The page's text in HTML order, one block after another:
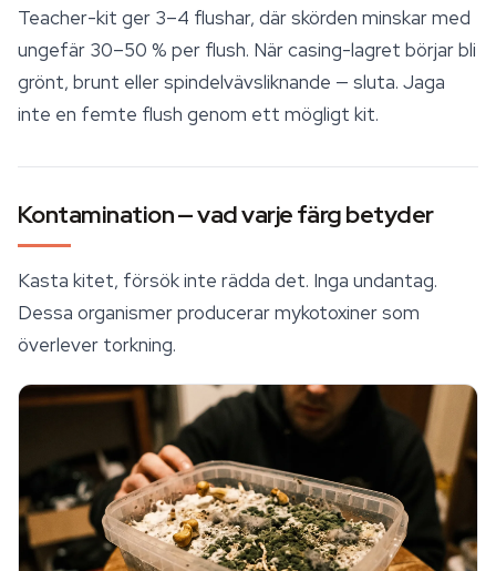
Teacher-kit ger 3–4 flushar, där skörden minskar med
ungefär 30–50 % per flush. När casing-lagret börjar bli
grönt, brunt eller spindelvävsliknande — sluta. Jaga
inte en femte flush genom ett mögligt kit.
Kontamination — vad varje färg betyder
Kasta kitet, försök inte rädda det. Inga undantag.
Dessa organismer producerar mykotoxiner som
överlever torkning.